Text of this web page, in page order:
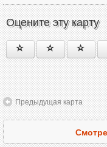
Оцените эту карту
Предыдущая карта